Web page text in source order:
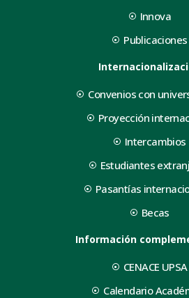
Innova
Publicaciones
Convenios con
Proyección
Intercambios
Estudiantes
Pasantías
Becas
Información
CENACE UPSA
Calendario